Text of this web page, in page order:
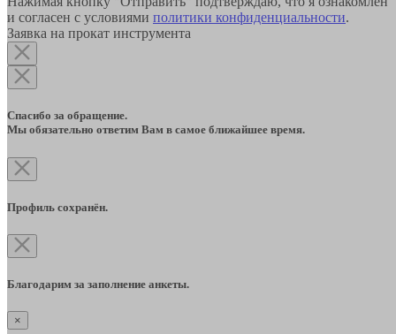
и согласен с условиями политики конфиденциальности.
Заявка на прокат инструмента
Спасибо за обращение.
Мы обязательно ответим Вам в самое ближайшее время.
Профиль сохранён.
Благодарим за заполнение анкеты.
×